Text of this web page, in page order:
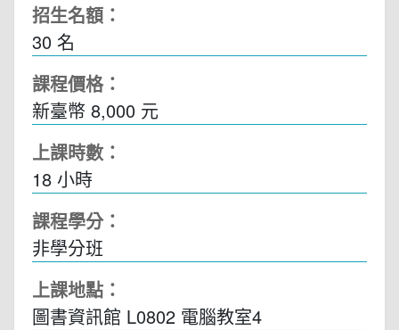
招生名額：
30 名
課程價格：
新臺幣 8,000 元
上課時數：
18 小時
課程學分：
非學分班
上課地點：
圖書資訊館 L0802 電腦教室4